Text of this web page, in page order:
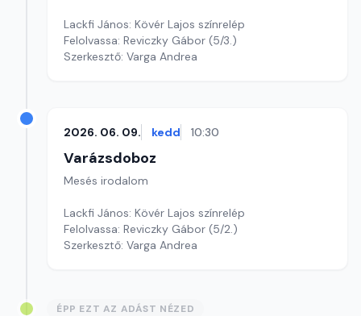
Lackfi János: Kövér Lajos színrelép
Felolvassa: Reviczky Gábor (5/3.)
Szerkesztő: Varga Andrea
2026. 06. 09. kedd 10:30
Varázsdoboz
Mesés irodalom
Lackfi János: Kövér Lajos színrelép
Felolvassa: Reviczky Gábor (5/2.)
Szerkesztő: Varga Andrea
ÉPP EZT AZ ADÁST NÉZED